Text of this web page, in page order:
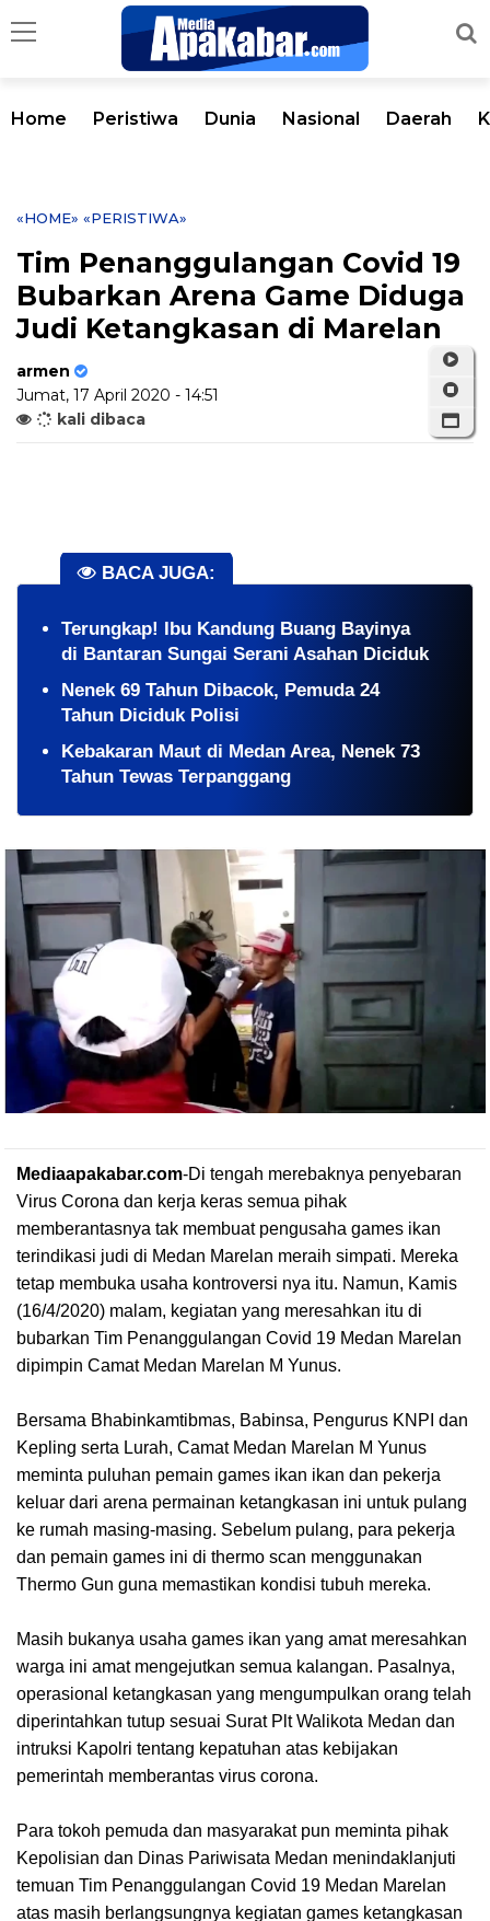
Home Peristiwa Dunia Nasional Daerah
«HOME» «PERISTIWA»
Tim Penanggulangan Covid 19
Bubarkan Arena Game Diduga
Judi Ketangkasan di Marelan
armen
Jumat, 17 April 2020 - 14:51
kali dibaca
BACA JUGA:
Terungkap! Ibu Kandung Buang Bayinya
di Bantaran Sungai Serani Asahan Diciduk
Nenek 69 Tahun Dibacok, Pemuda 24
Tahun Diciduk Polisi
Kebakaran Maut di Medan Area, Nenek 73
Tahun Tewas Terpanggang
Mediaapakabar.com-Di tengah merebaknya penyebaran
Virus Corona dan kerja keras semua pihak
memberantasnya tak membuat pengusaha games ikan
terindikasi judi di Medan Marelan meraih simpati. Mereka
tetap membuka usaha kontroversi nya itu. Namun, Kamis
(16/4/2020) malam, kegiatan yang meresahkan itu di
bubarkan Tim Penanggulangan Covid 19 Medan Marelan
dipimpin Camat Medan Marelan M Yunus.
Bersama Bhabinkamtibmas, Babinsa, Pengurus KNPI dan
Kepling serta Lurah, Camat Medan Marelan M Yunus
meminta puluhan pemain games ikan ikan dan pekerja
keluar dari arena permainan ketangkasan ini untuk pulang
ke rumah masing-masing. Sebelum pulang, para pekerja
dan pemain games ini di thermo scan menggunakan
Thermo Gun guna memastikan kondisi tubuh mereka.
Masih bukanya usaha games ikan yang amat meresahkan
warga ini amat mengejutkan semua kalangan. Pasalnya,
operasional ketangkasan yang mengumpulkan orang telah
diperintahkan tutup sesuai Surat Plt Walikota Medan dan
intruksi Kapolri tentang kepatuhan atas kebijakan
pemerintah memberantas virus corona.
Para tokoh pemuda dan masyarakat pun meminta pihak
Kepolisian dan Dinas Pariwisata Medan menindaklanjuti
temuan Tim Penanggulangan Covid 19 Medan Marelan
atas masih berlangsungnya kegiatan games ketangkasan